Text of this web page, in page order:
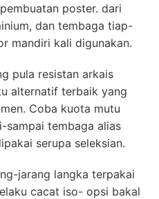
poster. dari
dan tembaga tiap-
mandiri kali digunakan.
pula resistan arkais
alternatif terbaik yang
Coba kuota mutu
sampai tembaga alias
serupa seleksian.
jarang langka terpakai
cacat iso- opsi bakal